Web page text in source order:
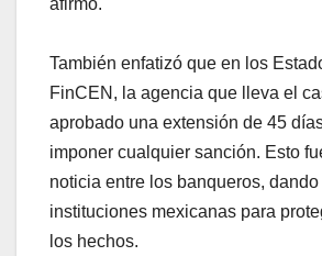
También enfatizó que en los
FinCEN, la agencia que lleva el
aprobado una extensión de 45
imponer cualquier sanción. Esto
noticia entre los banqueros,
instituciones mexicanas para
los hechos.